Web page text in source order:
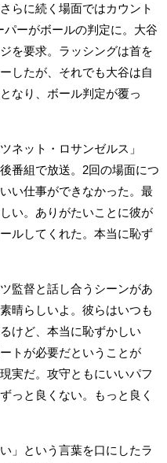
らに続く場面ではカウント
ーがボールの判定に。大谷
を要求。ラッシングは首を
したが、それでも大谷は自
なり、ボール判定が覆っ
ネット・ロサンゼルス」
番組で放送。2回の場面につ
い仕事ができなかった。最
い。ありがたいことに彼が
ルしてくれた。本当に恥ず
監督と話し合うシーンがあ
晴らしいよ。彼らはいつも
けど、本当に恥ずかしい
トが必要だということが
実だ。攻守ともにいいパフ
っと良くない。もっと良く
」という言葉を口にしたラ